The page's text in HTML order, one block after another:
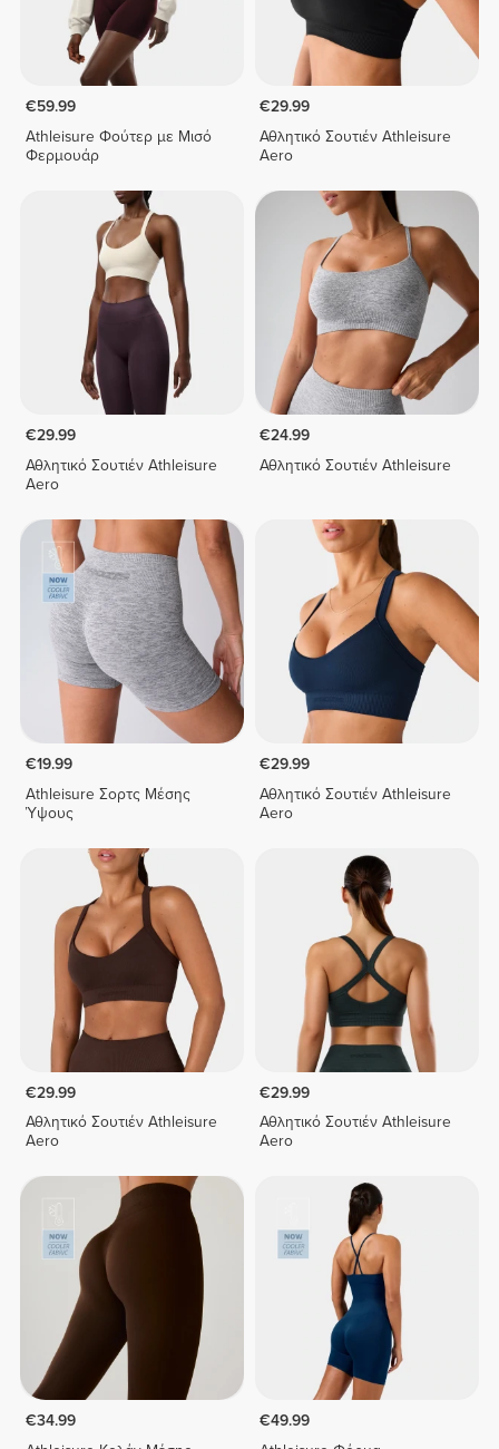
€59.99
Athleisure Φούτερ με Μισό
Φερμουάρ
€29.99
Αθλητικό Σουτιέν Athleisure
Aero
€29.99
Αθλητικό Σουτιέν Athleisure
Aero
€24.99
Αθλητικό Σουτιέν Athleisure
€19.99
Athleisure Σορτς Μέσης
Ύψους
€29.99
Αθλητικό Σουτιέν Athleisure
Aero
€29.99
Αθλητικό Σουτιέν Athleisure
Aero
€29.99
Αθλητικό Σουτιέν Athleisure
Aero
€34.99
€49.99